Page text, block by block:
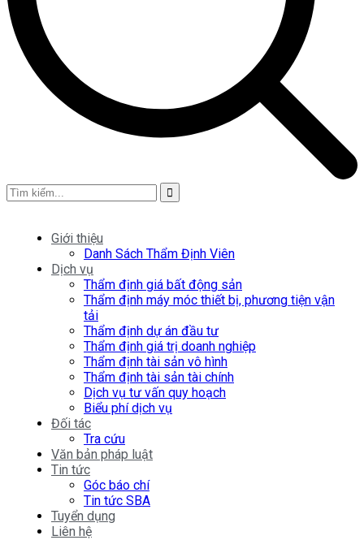
Giới thiệu
Danh Sách Thẩm Định Viên
Dịch vụ
Thẩm định giá bất động sản
Thẩm định máy móc thiết bị, phương tiện vận
tải
Thẩm định dự án đầu tư
Thẩm định giá trị doanh nghiệp
Thẩm định tài sản vô hình
Thẩm định tài sản tài chính
Dịch vụ tư vấn quy hoạch
Biểu phí dịch vụ
Đối tác
Tra cứu
Văn bản pháp luật
Tin tức
Góc báo chí
Tin tức SBA
Tuyển dụng
Liên hệ